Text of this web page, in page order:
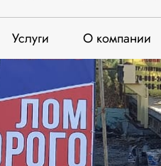
Услуги О компании